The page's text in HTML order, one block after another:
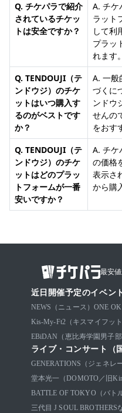
Q. チケパラで紹介
されているチケッ
トは安全ですか？
A. チケ
ラット
して利
プラッ
れます。
Q. TENDOUJI（テ
ンドウジ）のチケ
ットはいつ購入す
るのがベストです
か？
A. 一般
づくに
ンドウ
せんの
をおす
Q. TENDOUJI（テ
ンドウジ）のチケ
ットはどのプラッ
トフォームが一番
安いですか？
A. チケ
の価格
表示さ
から購
最安
近日開催予定のイベン
NEWS（ニュース） ONE
Kis-My-Ft2（キスマイフット
EBiDAN（恵比寿学園男子部
ライブ・コンサート（
GENERATIONS（ジェネレ
堂本光一（DOMOTO／旧
BATTLE OF TOKYO（バト
三代目 J SOUL BROTHERS